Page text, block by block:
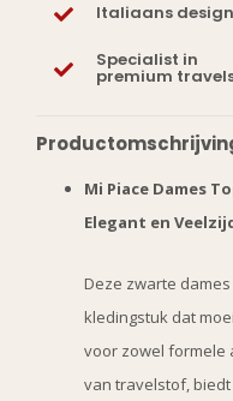
Italiaans design
Specialist in
premium
Mi Piace Dames
Elegant en
Deze zwarte
kledingstuk dat
voor zowel formele
van travelstof,